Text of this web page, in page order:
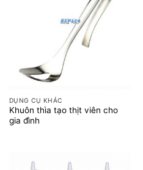
DỤNG CỤ KHÁC
Khuôn thìa tạo thịt viên cho
gia đình